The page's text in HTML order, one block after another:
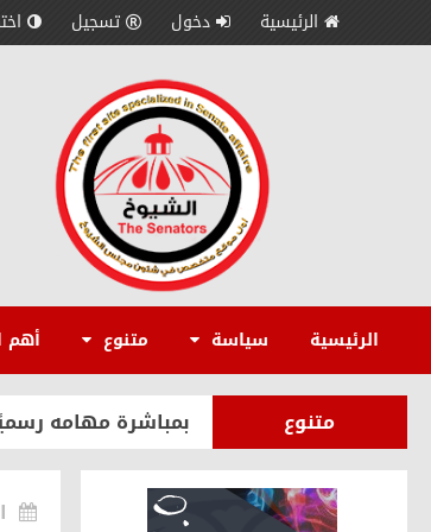
الرئيسية دخول تسجيل
الرئيسية سياسة متنوع أهم
إبراهيم ضيف:
الاقتصاد
مدير عام «إمكان IMKAN»: الكوادر الوطنية المؤهلة هي الثروة الحقيقية لمستقبل التنمية في مصر
سياسة
إيهاب محمود: قمة
متنوع
بمباشرة مهامه
سياسة
بالصور.. حزب